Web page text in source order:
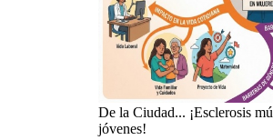
De la Ciudad... ¡Esclerosis
jóvenes!